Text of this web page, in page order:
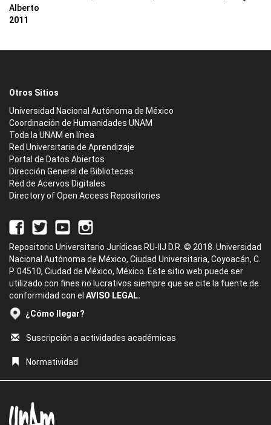
Alberto
2011
Otros Sitios
Universidad Nacional Autónoma de México
Coordinación de Humanidades UNAM
Toda la UNAM en línea
Red Universitaria de Aprendizaje
Portal de Datos Abiertos
Dirección General de Bibliotecas
Red de Acervos Digitales
Directory of Open Access Repositories
Repositorio Universitario Jurídicas RU-IIJ D.R. © 2018. Universidad
Nacional Autónoma de México, Ciudad Universitaria, Coyoacán, C.
P. 04510, Ciudad de México, México. Este sitio web puede ser
utilizado con fines no lucrativos siempre que se cite la fuente de
conformidad con el AVISO LEGAL.
¿Cómo llegar?
Suscripción a actividades académicas
Normatividad